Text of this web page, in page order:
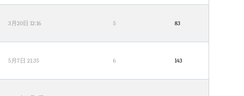
3月20日 12:16 5 83
5月7日 21:35 6 143